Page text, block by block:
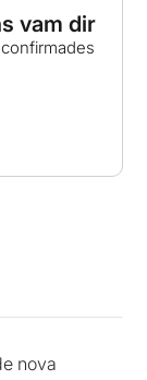
vam dir
nova